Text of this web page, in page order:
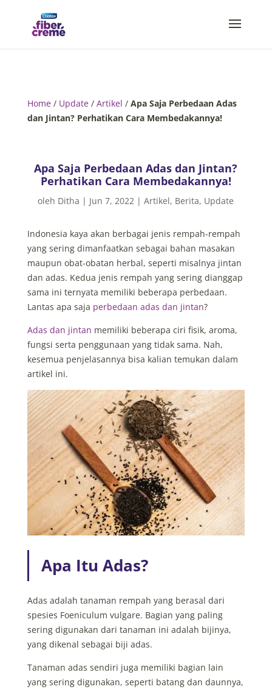
Home/ Update/ Artikel / Apa Saja Perbedaan Adas
dan Jintan? Perhatikan Cara Membedakannya!
Apa Saja Perbedaan Adas dan Jintan?
Perhatikan Cara Membedakannya!
oleh Ditha | Jun 7, 2022 |Artikel, Berita, Update
Indonesia kaya akan berbagai jenis rempah-rempah
yang sering dimanfaatkan sebagai bahan masakan
maupun obat-obatan herbal, seperti misalnya jintan
dan adas. Kedua jenis rempah yang sering dianggap
sama ini ternyata memiliki beberapa perbedaan.
Lantas apa saja perbedaan adas dan jintan?
Adas dan jintan memiliki beberapa ciri fisik, aroma,
fungsi serta penggunaan yang tidak sama. Nah,
kesemua penjelasannya bisa kalian temukan dalam
artikel ini.
Apa Itu Adas?
Adas adalah tanaman rempah yang berasal dari
spesies Foeniculum vulgare. Bagian yang paling
sering digunakan dari tanaman ini adalah bijinya,
yang dikenal sebagai biji adas.
Tanaman adas sendiri juga memiliki bagian lain
yang sering digunakan, seperti batang dan daunnya,